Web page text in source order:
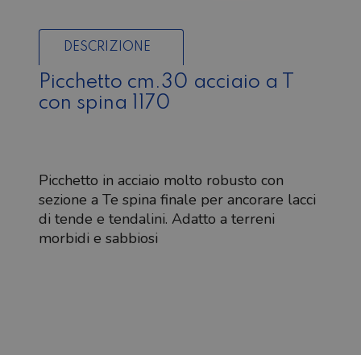
T
con
quantità
DESCRIZIONE
Picchetto cm.30 acciaio a T
con spina 1170
Picchetto in acciaio molto robusto con
sezione a Te spina finale per ancorare lacci
di tende e tendalini. Adatto a terreni
morbidi e sabbiosi